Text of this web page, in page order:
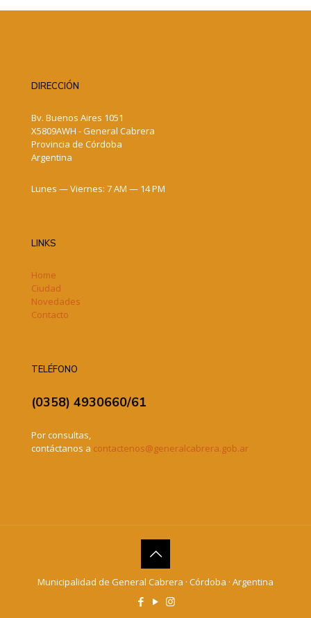
DIRECCIÓN
Bv. Buenos Aires 1051
X5809AWH - General Cabrera
Provincia de Córdoba
Argentina
Lunes — Viernes: 7 AM — 14 PM
LINKS
Home
Ciudad
Novedades
Contacto
TELÉFONO
(0358) 4930660/61
Por consultas,
contáctanos a contactenos@generalcabrera.gob.ar
Municipalidad de General Cabrera · Córdoba · Argentina